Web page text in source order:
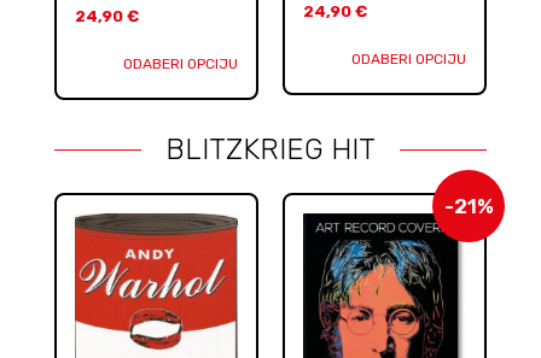
24,90 €
ODABERI OPCIJU
24,90 €
ODABERI OPCIJU
BLITZKRIEG HIT
-21%